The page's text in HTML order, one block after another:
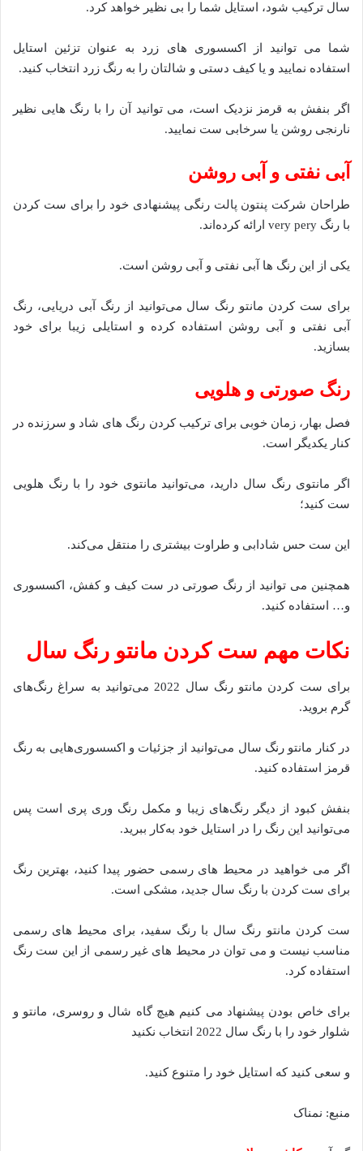
سال ترکیب شود، استایل شما را بی نظیر خواهد کرد.
شما می توانید از اکسسوری های زرد به عنوان تزئین استایل
استفاده نمایید و یا کیف دستی و شالتان را به رنگ زرد انتخاب کنید.
اگر بنفش به قرمز نزدیک است، می توانید آن را با رنگ هایی نظیر
نارنجی روشن یا سرخابی ست نمایید.
آبی نفتی و آبی روشن
طراحان شرکت پنتون پالت رنگی پیشنهادی خود را برای ست کردن
با رنگ very pery ارائه کرده‌اند.
یکی از این رنگ ها آبی نفتی و آبی روشن است.
برای ست کردن مانتو رنگ سال می‌توانید از رنگ آبی دریایی، رنگ
آبی نفتی و آبی روشن استفاده کرده و استایلی زیبا برای خود
بسازید.
رنگ صورتی و هلویی
فصل بهار، زمان خوبی برای ترکیب کردن رنگ های شاد و سرزنده در
کنار یکدیگر است.
اگر مانتوی رنگ سال دارید، می‌توانید مانتوی خود را با رنگ هلویی
ست کنید؛
این ست حس شادابی و طراوت بیشتری را منتقل می‌کند.
همچنین می توانید از رنگ صورتی در ست کیف و کفش، اکسسوری
و… استفاده کنید.
نکات مهم ست کردن مانتو رنگ سال
برای ست کردن مانتو رنگ سال 2022 می‌توانید به سراغ رنگ‌های
گرم‌ بروید.
در کنار مانتو رنگ سال می‌توانید از جزئیات و اکسسوری‌هایی به رنگ
قرمز استفاده کنید.
بنفش کبود از دیگر رنگ‌های زیبا و مکمل رنگ وری پری است پس
می‌توانید این رنگ را در استایل خود به‌کار ببرید.
اگر می خواهید در محیط های رسمی حضور پیدا کنید، بهترین رنگ
برای ست کردن با رنگ سال جدید، مشکی است.
ست کردن مانتو رنگ سال با رنگ سفید، برای محیط های رسمی
مناسب نیست و می توان در محیط های غیر رسمی از این ست رنگ
استفاده کرد.
برای خاص بودن پیشنهاد می کنیم هیچ گاه شال و روسری، مانتو و
شلوار خود را با رنگ سال 2022 انتخاب نکنید
و سعی کنید که استایل خود را متنوع کنید.
منبع: نمناک